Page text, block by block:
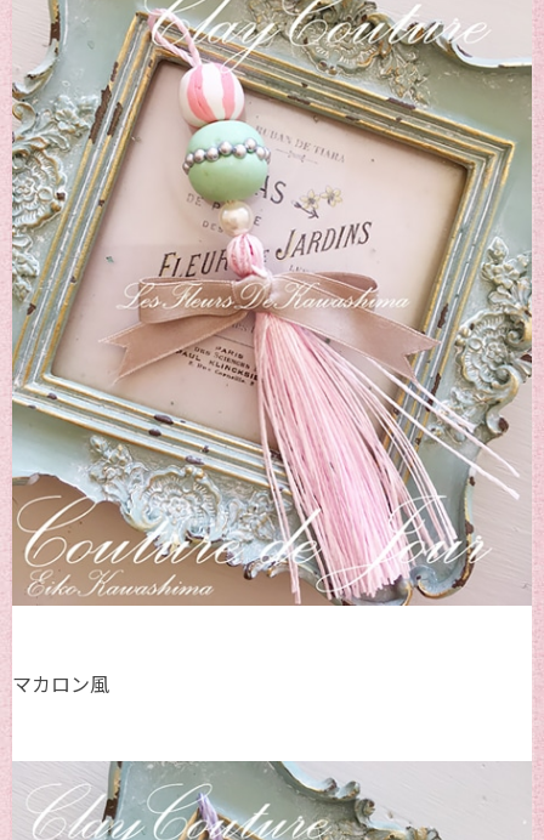
マカロン風